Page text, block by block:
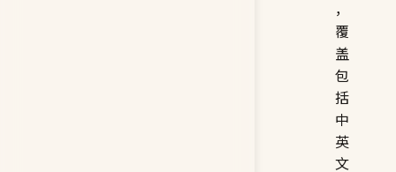
，
覆
盖
包
括
中
英
文